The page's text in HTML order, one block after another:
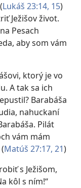
Lukáš 23:14, 15)
Ježišov život.
Pesach
aby som vám
ktorý je vo
A tak sa ich
Barabáša
nahuckaní
Pilát
vám mám
Matúš 27:17, 21)
s Ježišom,
kôl s ním!“